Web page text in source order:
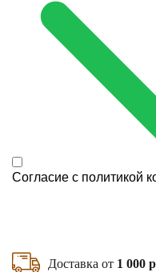
Согласие с политикой
Доставка от 1 000